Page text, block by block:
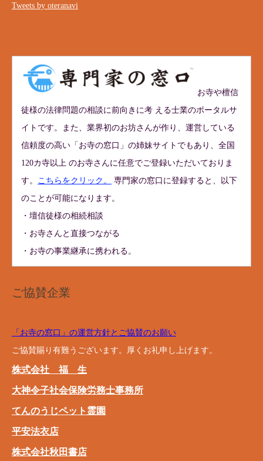
Tweets by oteranavi
お寺や檀信
徒様の法律問題の相談に前向きに考 える士業のポータルサ
イトです。また、業界初のお坊さんが作り、運営している
信頼度の高い「お寺の窓口」の姉妹サイトでもあり、全国
120カ寺以上 のお寺さんに任意でご登録いただいておりま
す。
こちらをクリック。
専門家の窓口に登録すると、以下
のことが可能になります。
・壇信徒様の相続相談
・お寺さんと直接つながる
・お寺の事業継承に携われる。
ご協賛企業
「お寺の窓口」の運営方針とご協賛のお願い
ご協賛賜り有難うございます。厚くお礼申し上げます。
株式会社 福 生
大神令子社会保険労務士事務所
てんのうじペット霊園
平安法衣店
株式会社秋田書店